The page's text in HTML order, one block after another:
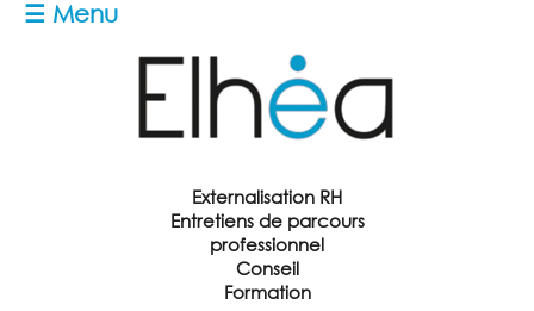
☰ Menu
Externalisation RH
Entretiens de parcours
professionnel
Conseil
Formation